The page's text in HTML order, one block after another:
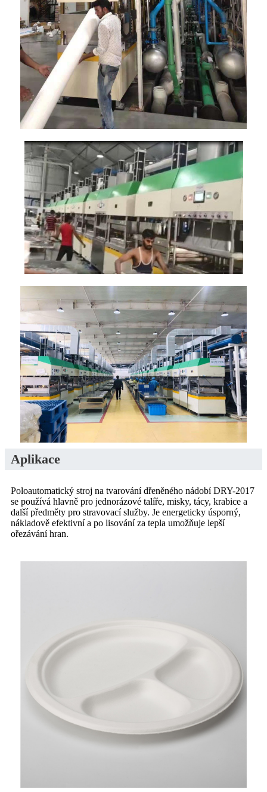
Aplikace
Poloautomatický stroj na tvarování dřeněného nádobí DRY-2017
se používá hlavně pro jednorázové talíře, misky, tácy, krabice a
další předměty pro stravovací služby. Je energeticky úsporný,
nákladově efektivní a po lisování za tepla umožňuje lepší
ořezávání hran.